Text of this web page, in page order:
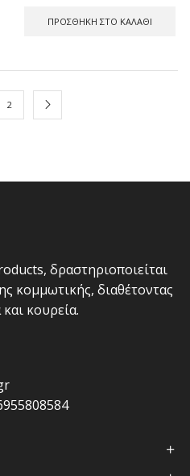
ΠΡΟΣΘΉΚΗ ΣΤΟ ΚΑΛΆΘΙ
2
δραστηριοποιείται
κομμωτικής, διαθέτοντας
κουρεία.